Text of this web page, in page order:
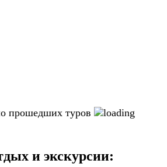
прошедших туров
и экскурсии: